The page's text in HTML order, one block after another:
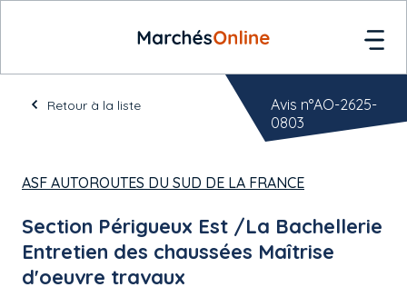
Retour à la liste
ASF AUTOROUTES DU SUD DE LA FRANCE
Section Périgueux Est /La Bachellerie
Entretien des chaussées Maîtrise
d'oeuvre travaux
Avis n°AO-2625-
0803